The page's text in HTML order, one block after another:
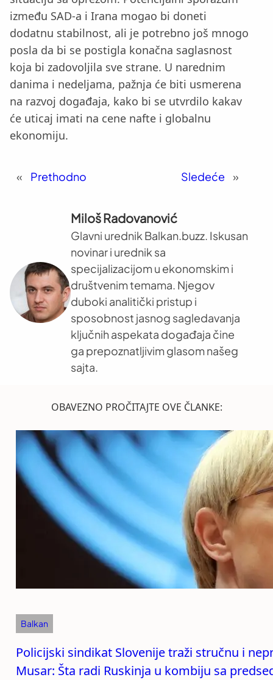
između SAD-a i Irana mogao bi doneti
dodatnu stabilnost, ali je potrebno još mnogo
posla da bi se postigla konačna saglasnost
koja bi zadovoljila sve strane. U narednim
danima i nedeljama, pažnja će biti usmerena
na razvoj događaja, kako bi se utvrdilo kakav
će uticaj imati na cene nafte i globalnu
ekonomiju.
« Prethodno Sledeće »
Miloš Radovanović
Glavni urednik Balkan.buzz. Iskusan
novinar i urednik sa
specijalizacijom u ekonomskim i
društvenim temama. Njegov
duboki analitički pristup i
sposobnost jasnog sagledavanja
ključnih aspekata događaja čine
ga prepoznatljivim glasom našeg
sajta.
OBAVEZNO PROČITAJTE OVE ČLANKE:
Balkan
Policijski sindikat Slovenije traži stručnu i
Musar: Šta radi Ruskinja u kombiju sa